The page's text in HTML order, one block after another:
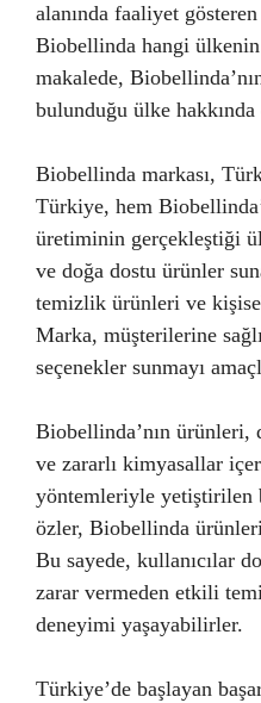
alanında faaliyet
Biobellinda hangi ülkenin
makalede,
bulunduğu ülke
Biobellinda markası,
Türkiye, hem
üretiminin gerçekleştiği
ve doğa dostu ürünler
temizlik ürünleri ve
Marka, müşterilerine
seçenekler sunmayı
Biobellinda’nın
ve zararlı kimyasallar
yöntemleriyle yetiştirilen
özler, Biobellinda
Bu sayede, kullanıcılar
zarar vermeden etkili
deneyimi yaşayabilirler.
Türkiye’de başlayan